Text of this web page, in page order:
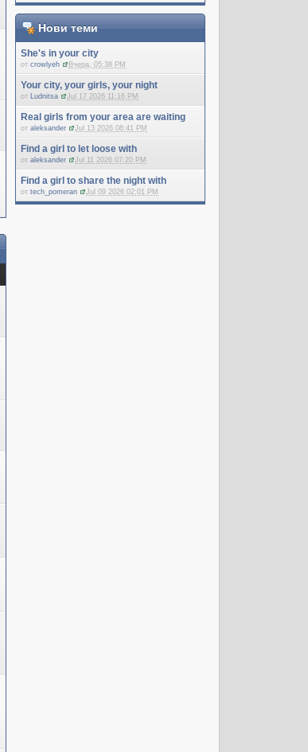
Нови теми
She's in your city
отcrowlyeh Вчера, 05:38 PM
Your city, your girls, your night
от Ludnitsa Jul 17 2026 11:16 PM
Real girls from your area are waiting
отaleksander Jul 13 2026 08:41 PM
Find a girl to let loose with
отaleksander Jul 11 2026 07:20 PM
Find a girl to share the night with
отtech_pomeran Jul 09 2026 02:01 PM